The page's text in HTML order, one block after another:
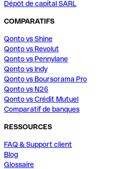
Dépôt de capital SARL
COMPARATIFS
Qonto vs Shine
Qonto vs Revolut
Qonto vs Pennylane
Qonto vs Indy
Qonto vs Boursorama Pro
Qonto vs N26
Qonto vs Crédit Mutuel
Comparatif de banques
RESSOURCES
FAQ & Support client
Blog
Glossaire